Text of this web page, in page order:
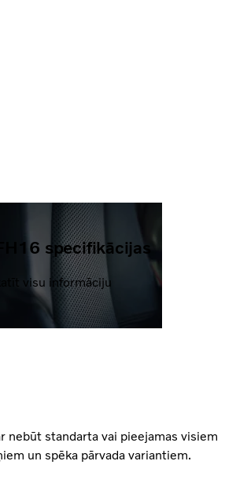
specifikācijas
visu informāciju
nebūt standarta vai pieejamas visiem
un spēka pārvada variantiem.